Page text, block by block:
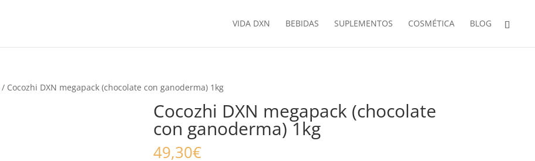
VIDA DXN BEBIDAS SUPLEMENTOS COSMÉTICA BLOG
/ Cocozhi DXN megapack (chocolate con ganoderma) 1kg
Cocozhi DXN megapack (chocolate
con ganoderma) 1kg
49,30€